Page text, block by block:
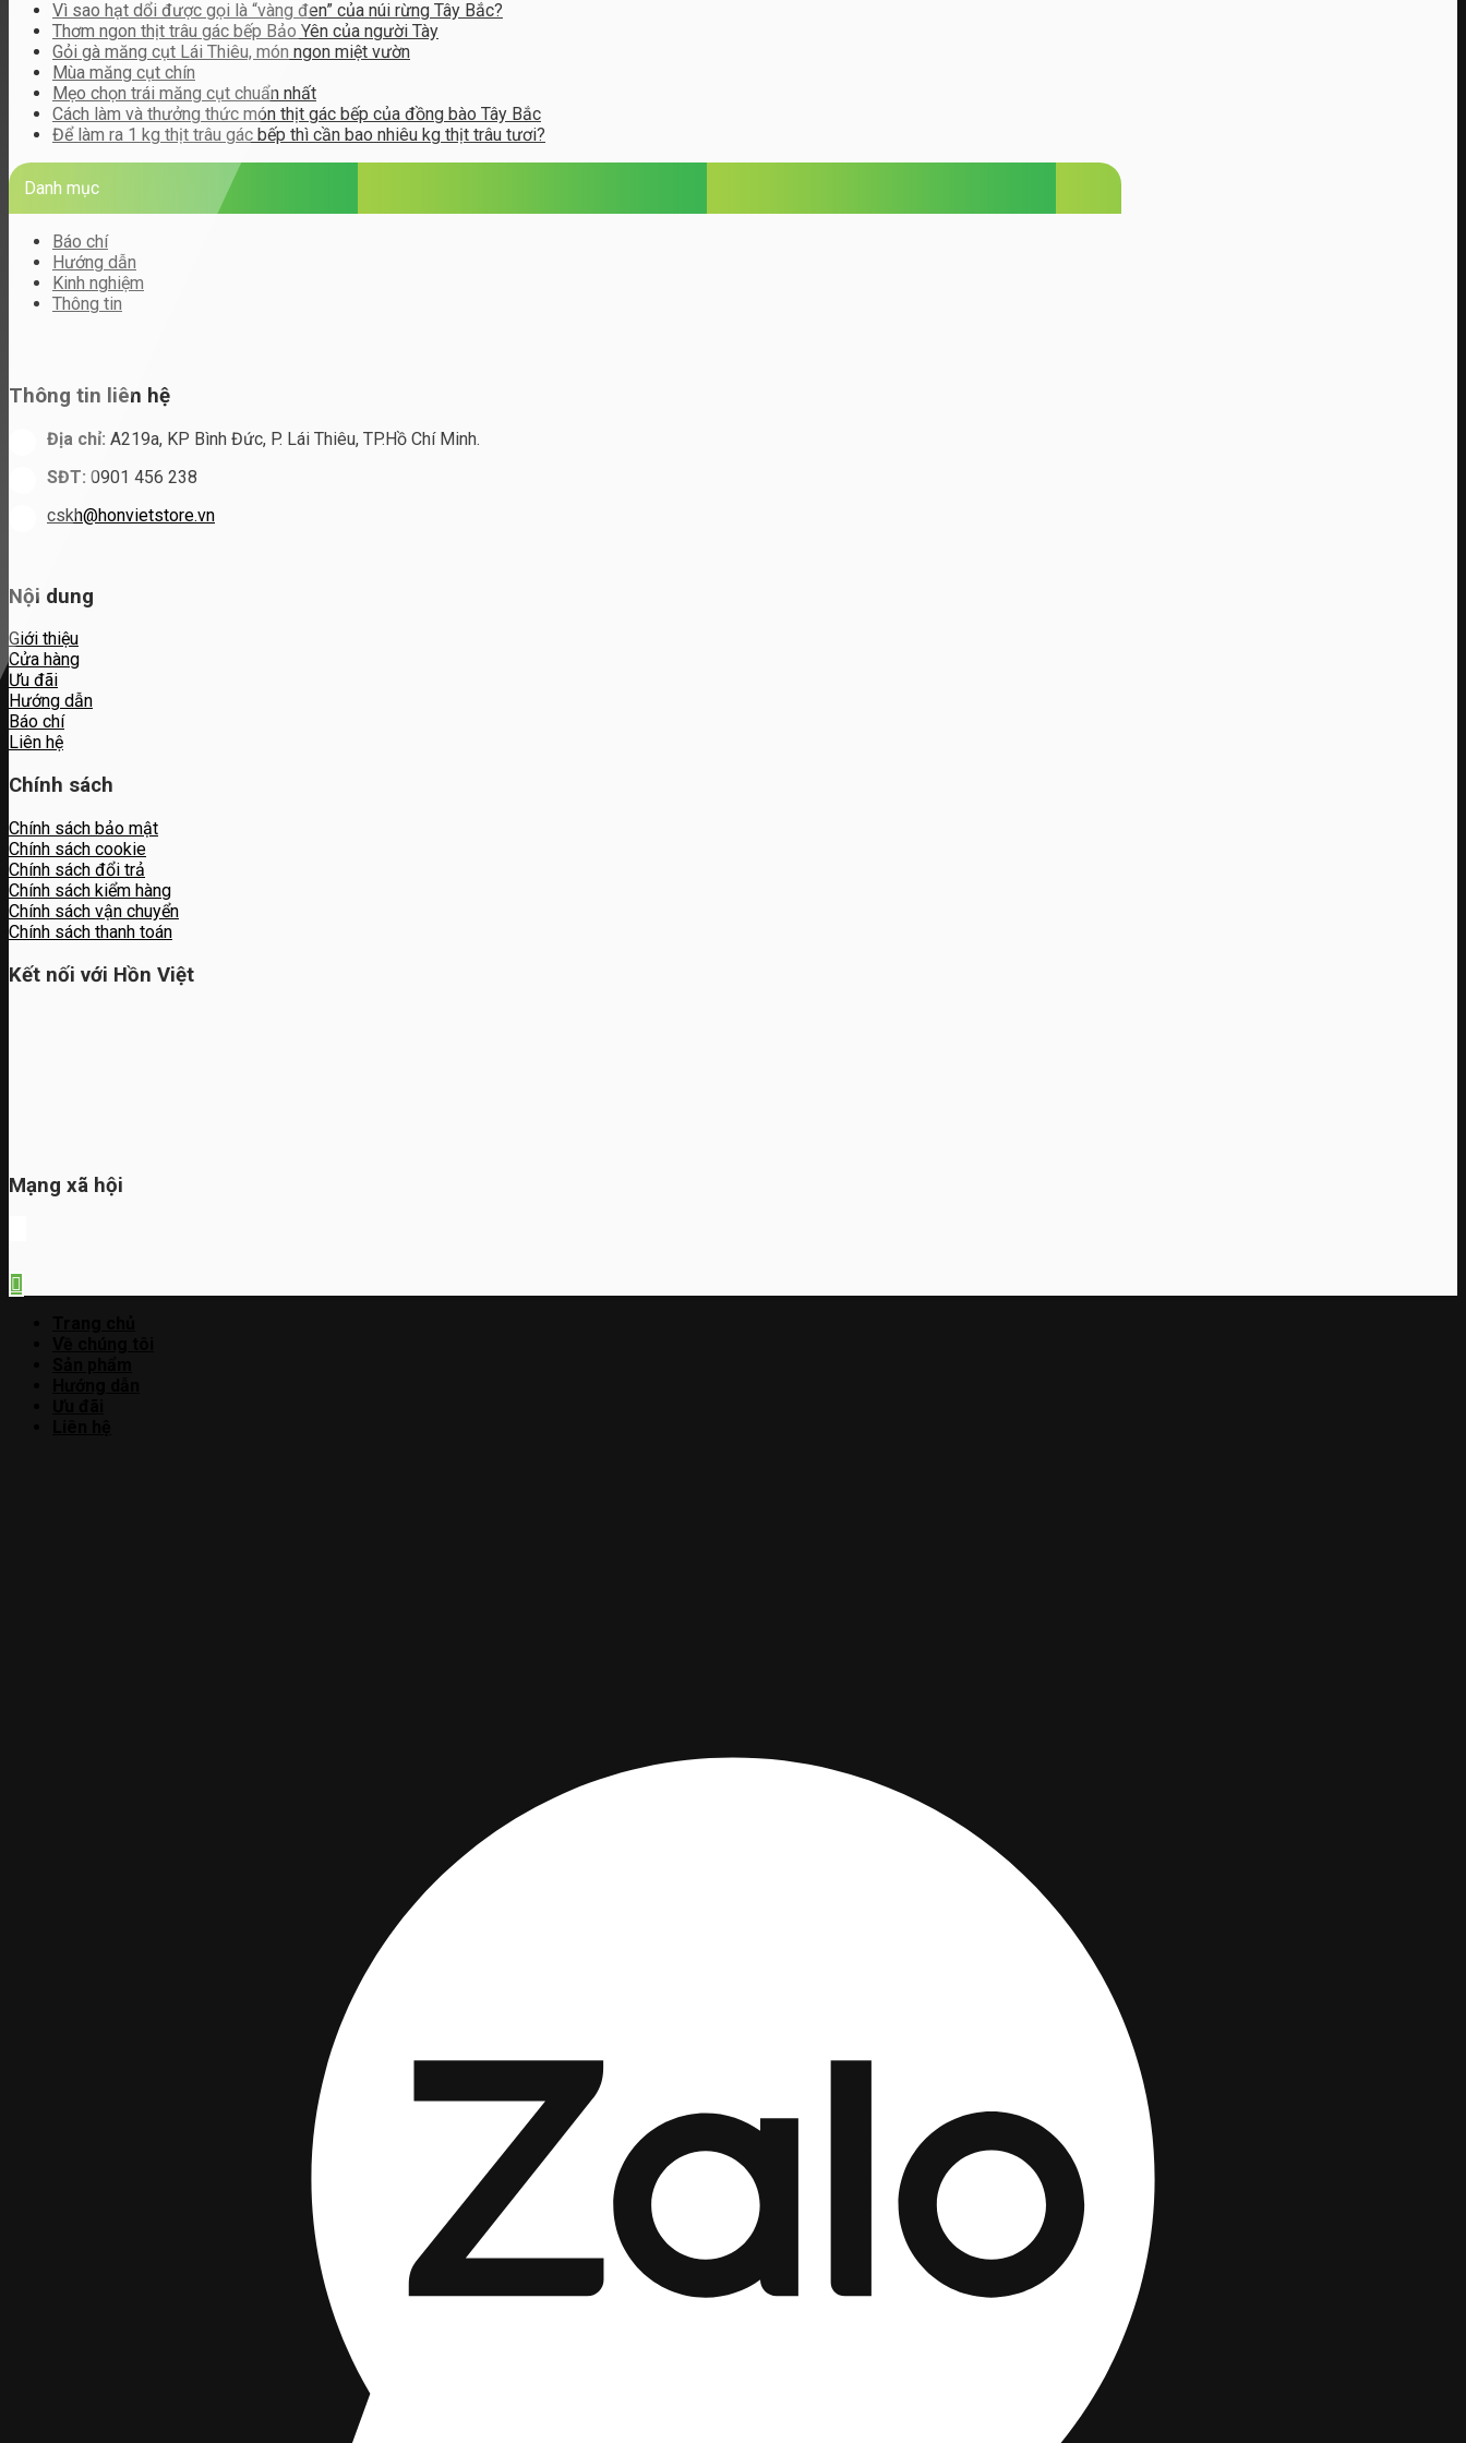
Vì sao hạt dổi được gọi là “vàng đen” của núi rừng Tây Bắc?
Thơm ngon thịt trâu gác bếp Bảo Yên của người Tày
Gỏi gà măng cụt Lái Thiêu, món ngon miệt vườn
Mùa măng cụt chín
Mẹo chọn trái măng cụt chuẩn nhất
Cách làm và thưởng thức món thịt gác bếp của đồng bào Tây Bắc
Để làm ra 1 kg thịt trâu gác bếp thì cần bao nhiêu kg thịt trâu tươi?
Danh mục
Báo chí
Hướng dẫn
Kinh nghiệm
Thông tin
Thông tin liên hệ
Địa chỉ: A219a, KP Bình Đức, P. Lái Thiêu, TP.Hồ Chí Minh.
SĐT: 0901 456 238
cskh@honvietstore.vn
Nội dung
Giới thiệu
Cửa hàng
Ưu đãi
Hướng dẫn
Báo chí
Liên hệ
Chính sách
Chính sách bảo mật
Chính sách cookie
Chính sách đổi trả
Chính sách kiểm hàng
Chính sách vận chuyển
Chính sách thanh toán
Kết nối với Hồn Việt
Mạng xã hội